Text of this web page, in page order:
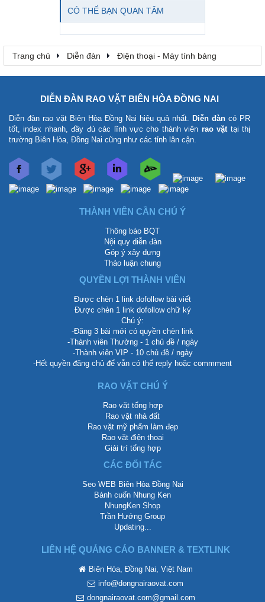
CÓ THỂ BẠN QUAN TÂM
Trang chủ Diễn đàn Điện thoại - Máy tính bảng
DIỄN ĐÀN RAO VẶT BIÊN HÒA ĐỒNG NAI
Diễn đàn rao vặt Biên Hòa Đồng Nai hiệu quả nhất. Diễn đàn có PR
tốt, index nhanh, đầy đủ các lĩnh vực cho thành viên rao vặttại thị
trường Biên Hòa, Đồng Nai cũng như các tỉnh lân cận.
THÀNH VIÊN CẦN CHÚ Ý
Thông báo BQT
Nội quy diễn đàn
Góp ý xây dựng
Thảo luận chung
QUYỀN LỢI THÀNH VIÊN
Được chèn 1 link dofollow bài viết
Được chèn 1 link dofollow chữ ký
Chú ý:
-Đăng 3 bài mới có quyền chèn link
-Thành viên Thường - 1 chủ đề / ngày
-Thành viên VIP - 10 chủ đề / ngày
-Hết quyền đăng chủ để vẫn có thể reply hoặc commment
RAO VẶT CHÚ Ý
Rao vặt tổng hợp
Rao vặt nhà đất
Rao vặt mỹ phẩm làm đẹp
Rao vặt điện thoại
Giải trí tổng hợp
CÁC ĐỐI TÁC
Seo WEB Biên Hòa Đồng Nai
Bánh cuốn Nhung Ken
NhungKen Shop
Trần Hướng Group
Updating...
LIÊN HỆ QUẢNG CÁO BANNER & TEXTLINK
Biên Hòa, Đồng Nai, Việt Nam
info@dongnairaovat.com
dongnairaovat.com@gmail.com